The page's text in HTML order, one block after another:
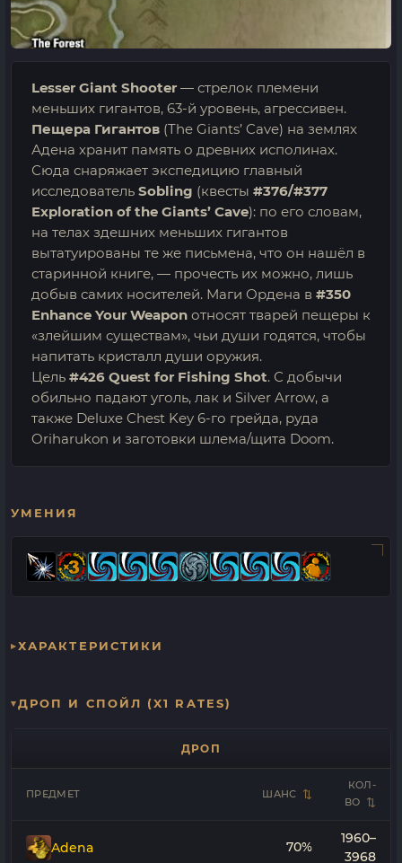
Lesser Giant Shooter — стрелок племени
меньших гигантов, 63-й уровень, агрессивен.
Пещера Гигантов (The Giants’ Cave) на землях
Адена хранит память о древних исполинах.
Сюда снаряжает экспедицию главный
исследователь Sobling (квесты #376/#377
Exploration of the Giants’ Cave): по его словам,
на телах здешних меньших гигантов
вытатуированы те же письмена, что он нашёл в
старинной книге, — прочесть их можно, лишь
добыв самих носителей. Маги Ордена в #350
Enhance Your Weapon относят тварей пещеры к
«злейшим существам», чьи души годятся, чтобы
напитать кристалл души оружия.
Цель #426 Quest for Fishing Shot. С добычи
обильно падают уголь, лак и Silver Arrow, а
также Deluxe Chest Key 6-го грейда, руда
Oriharukon и заготовки шлема/щита Doom.
УМЕНИЯ
ХАРАКТЕРИСТИКИ
ДРОП И СПОЙЛ (X1 RATES)
ДРОП
ПРЕДМЕТ ШАНС
КОЛ-
ВО
Adena 70%
1960–
3968